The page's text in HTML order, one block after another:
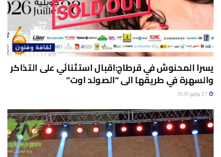
ثقافة وفنون
يسرا المحنوش في قرطاج:اقبال استثنائي على التذاكر
والسهرة في طريقها الى “الصولد اوت”